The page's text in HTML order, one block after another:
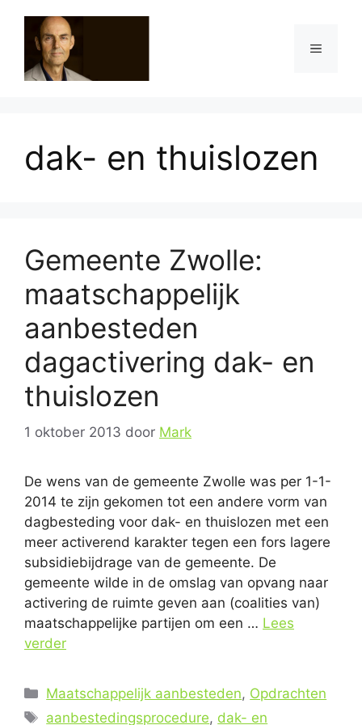
inhoud
Menu
dak- en thuislozen
Gemeente Zwolle:
maatschappelijk
aanbesteden
dagactivering dak- en
thuislozen
1 oktober 2013 door Mark
De wens van de gemeente Zwolle was per 1-1-
2014 te zijn gekomen tot een andere vorm van
dagbesteding voor dak- en thuislozen met een
meer activerend karakter tegen een fors lagere
subsidiebijdrage van de gemeente. De
gemeente wilde in de omslag van opvang naar
activering de ruimte geven aan (coalities van)
maatschappelijke partijen om een … Lees
verder
Categorieën
Maatschappelijk aanbesteden, Opdrachten
Tags
aanbestedingsprocedure, dak- en